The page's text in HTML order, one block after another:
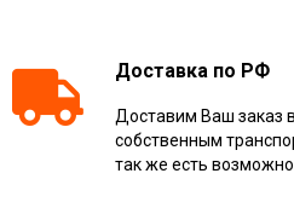
Доставка по РФ
Доставим Ваш заказ
собственным
так же есть